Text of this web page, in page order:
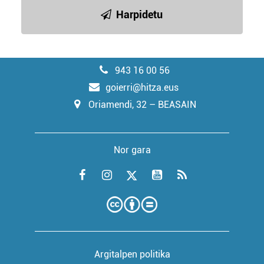
Harpidetu
943 16 00 56
goierri@hitza.eus
Oriamendi, 32 – BEASAIN
Nor gara
Argitalpen politika